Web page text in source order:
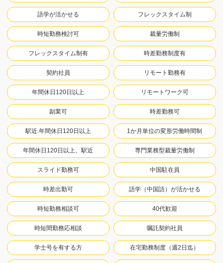
語学が活かせる フレックスタイム制
時短勤務検討可 裁量労働制
フレックスタイム制有 時差勤務制度有
契約社員 リモート勤務有
年間休日120日以上 リモートワーク可
副業可 時差勤務可
駅近.年間休日120日以上 1か月単位の変形労働時間制
年間休日120日以上、駅近 専門業務型裁量労働制
スライド勤務可 中国駐在員
時差出勤可 語学（中国語）が活かせる
時短勤務相談可 40代歓迎
時短間勤務応相談 嘱託契約社員
学士号を有する方 在宅勤務制度（週2日迄）